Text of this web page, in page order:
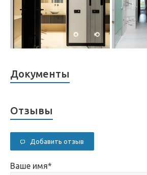
Документы
Отзывы
Добавить отзыв
Ваше имя*